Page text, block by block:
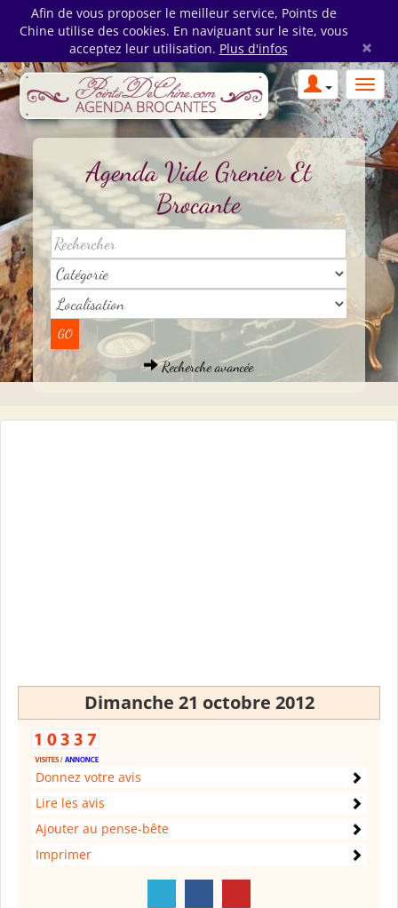
Afin de vous proposer le meilleur service, Points de
Chine utilise des cookies. En naviguant sur le site, vous
acceptez leur utilisation. Plus d'infos ×
Agenda Vide Grenier Et
Brocante
Recherche avancée
Dimanche 21 octobre 2012
Donnez votre avis
Lire les avis
Ajouter au pense-bête
Imprimer